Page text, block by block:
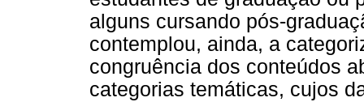
alguns cursando pós-
contemplou, ainda, a
congruência dos conteúdos
categorias temáticas, cujos